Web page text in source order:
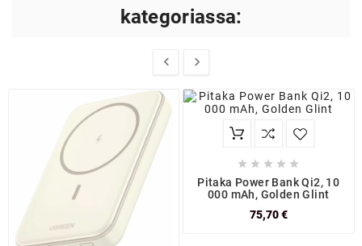
kategoriassa:
 
    
Pitaka Power Bank Qi2, 10
000 mAh, Golden Glint
75,70 €